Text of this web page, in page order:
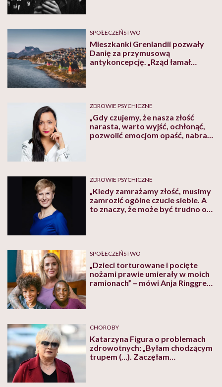
SPOŁECZEŃSTWO
Mieszkanki Grenlandii pozwały
Danię za przymusową
antykoncepcję. „Rząd łamał
ZDROWIE PSYCHICZNE
„Gdy czujemy, że nasza złość
narasta, warto wyjść, ochłonąć,
pozwolić emocjom opaść, nabrać
ZDROWIE PSYCHICZNE
„Kiedy zamrażamy złość, musimy
zamrozić ogólne czucie siebie. A
to znaczy, że może być trudno o
SPOŁECZEŃSTWO
„Dzieci torturowane i pocięte
nożami prawie umierały w moich
ramionach” – mówi Anja Ringgren
CHOROBY
Katarzyna Figura o problemach
zdrowotnych: „Byłam chodzącym
trupem (…). Zaczęłam